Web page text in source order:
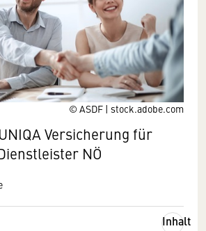
© ASDF | stock.adobe.com
Versicherung für
NÖ
Inhalt